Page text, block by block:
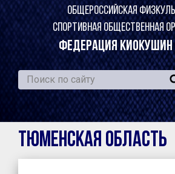
ОБЩЕРОССИЙСКАЯ
СПОРТИВНАЯ ОБЩЕСТВЕННАЯ
ФЕДЕРАЦИЯ КИОКУШИН
Тюменская область